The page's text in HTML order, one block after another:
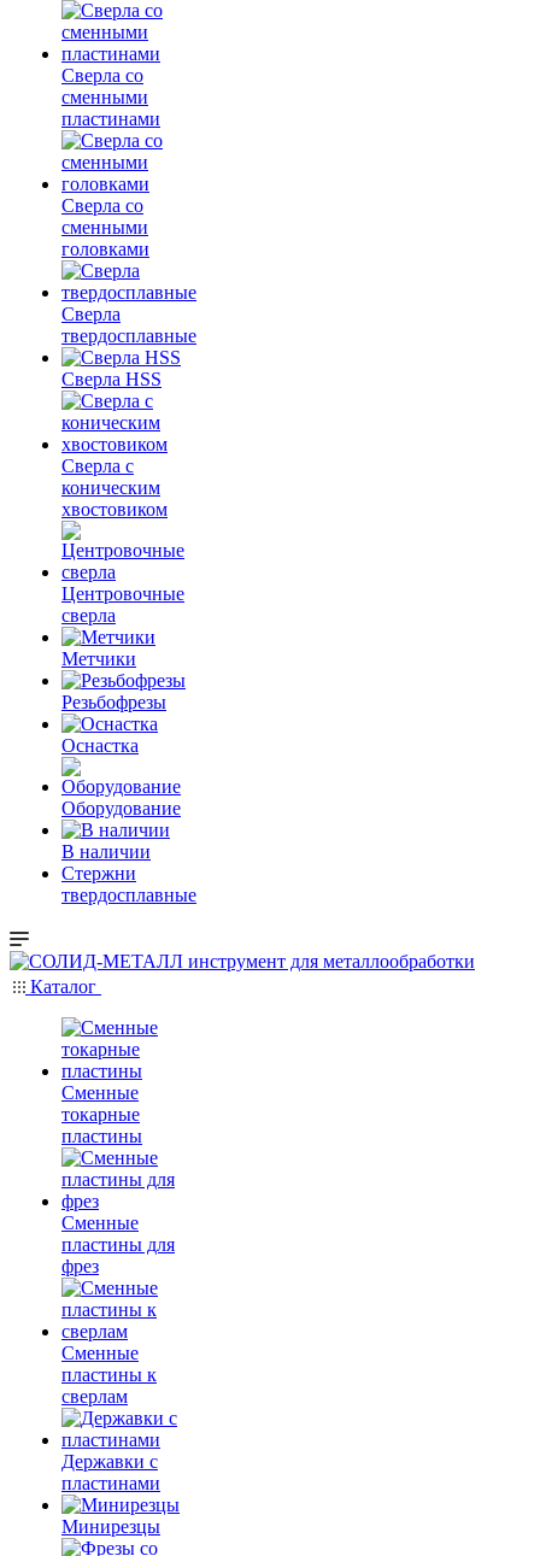
Сверла со
сменными
пластинами
Сверла со
сменными
головками
Сверла
твердосплавные
Сверла HSS
Сверла с
коническим
хвостовиком
Центровочные
сверла
Метчики
Резьбофрезы
Оснастка
Оборудование
В наличии
Стержни
твердосплавные
Каталог
Сменные
токарные
пластины
Сменные
пластины для
фрез
Сменные
пластины к
сверлам
Державки с
пластинами
Минирезцы